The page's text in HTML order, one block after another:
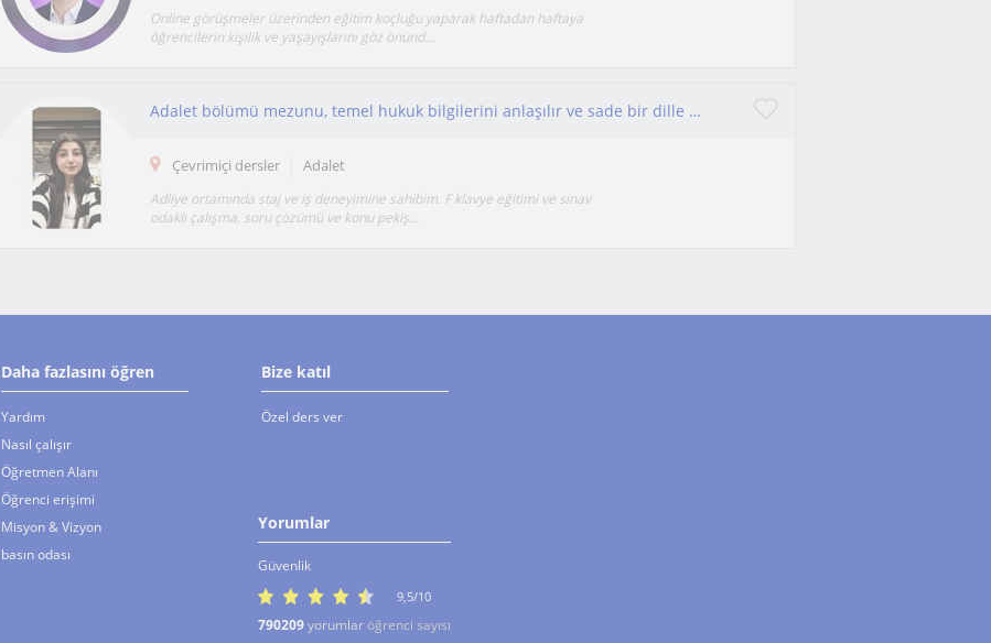
Online görüşmeler üzerinden eğitim koçluğu yaparak haftadan haftaya
öğrencilerin kişilik ve yaşayışlarını göz önünd...
Adalet bölümü mezunu, temel hukuk bilgilerini anlaşılır ve sade bir dille aktaran, sabırlı ve disiplinli bir eğitmenim.
Çevrimiçi dersler Adalet
Adliye ortamında staj ve iş deneyimine sahibim. F klavye eğitimi ve sınav
odaklı çalışma, soru çözümü ve konu pekiş...
Daha fazlasını öğren
Yardım
Nasıl çalışır
Öğretmen Alanı
Öğrenci erişimi
Misyon & Vizyon
basın odası
Bize katıl
Özel ders ver
Yorumlar
Güvenlik
9,5/10
790209yorumlar öğrenci sayısı